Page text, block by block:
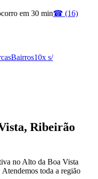
em 30 min☎ (16)
Bairros10x s/
, Ribeirão
no Alto da Boa Vista
toda a região